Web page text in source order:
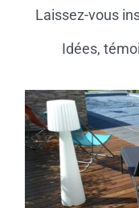
Laissez-vous
Idées,